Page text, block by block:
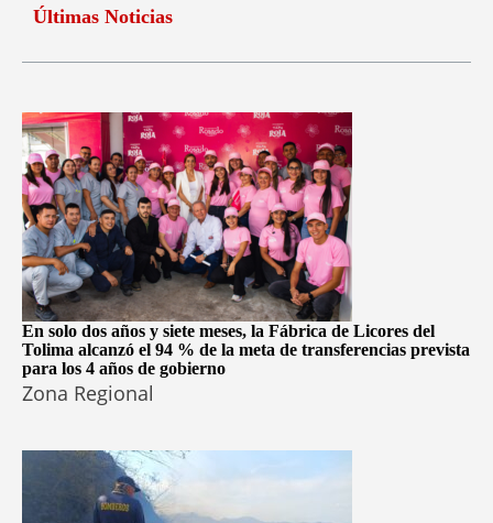
Últimas Noticias
En solo dos años y siete meses, la Fábrica de Licores del
Tolima alcanzó el 94 % de la meta de transferencias prevista
para los 4 años de gobierno
Zona Regional